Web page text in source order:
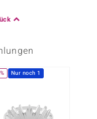
Nur noch 1